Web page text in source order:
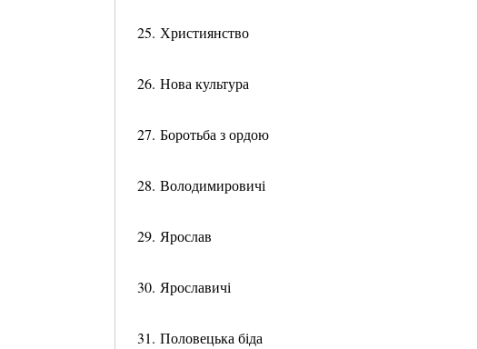
25. Християнство
26. Нова культура
27. Боротьба з ордою
28. Володимировичі
29. Ярослав
30. Ярославичі
31. Половецька біда